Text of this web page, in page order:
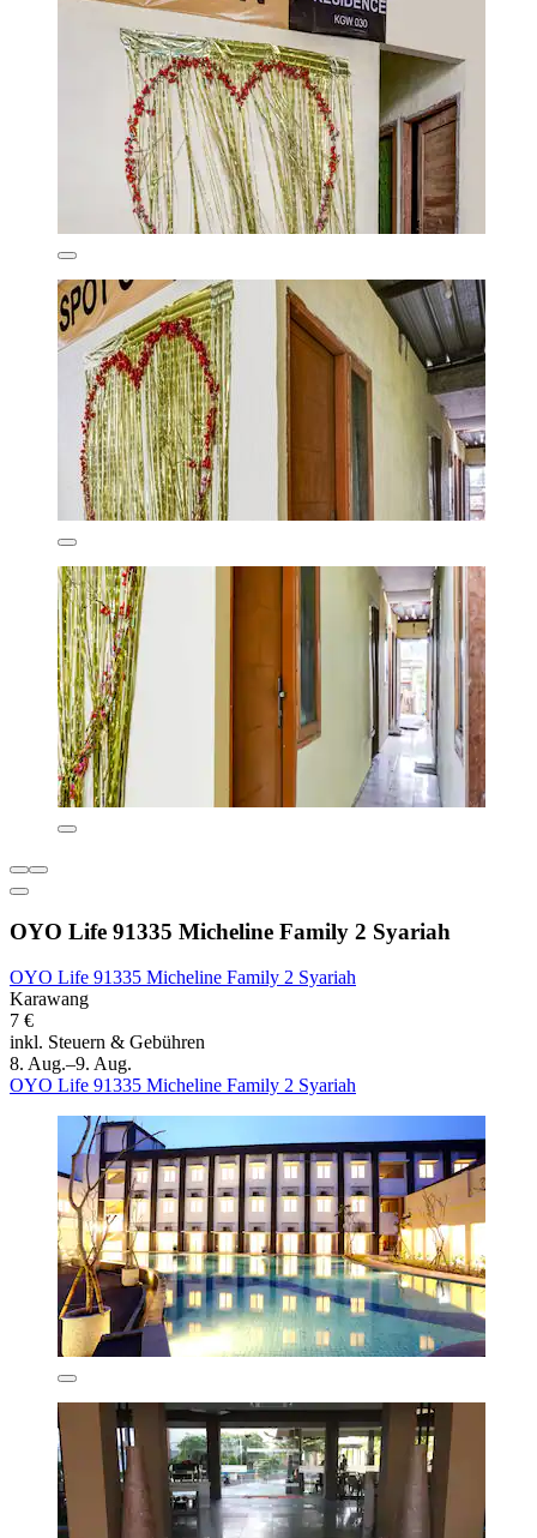
OYO Life 91335 Micheline Family 2 Syariah
OYO Life 91335 Micheline Family 2 Syariah
Karawang
7 €
inkl. Steuern & Gebühren
8. Aug.–9. Aug.
OYO Life 91335 Micheline Family 2 Syariah